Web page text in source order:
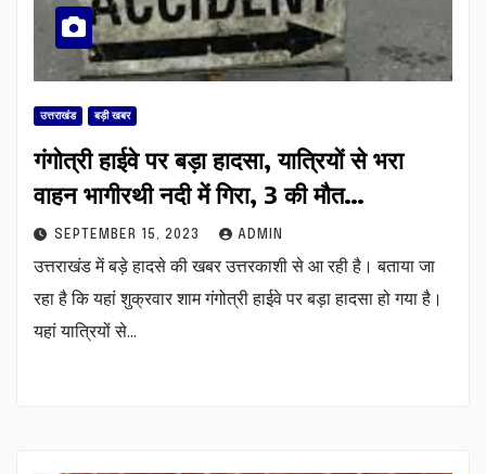
उत्तराखंड बड़ी खबर
गंगोत्री हाईवे पर बड़ा हादसा, यात्रियों से भरा
वाहन भागीरथी नदी में गिरा, 3 की मौत…
SEPTEMBER 15, 2023 ADMIN
उत्तराखंड में बड़े हादसे की खबर उत्तरकाशी से आ रही है। बताया जा
रहा है कि यहां शुक्रवार शाम गंगोत्री हाईवे पर बड़ा हादसा हो गया है।
यहां यात्रियों से…